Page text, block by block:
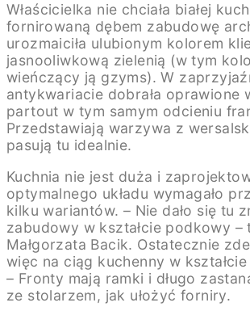
Właścicielka nie chciała białej
fornirowaną dębem zabudowę
urozmaiciła ulubionym kolorem
jasnooliwkową zielenią (w tym
wieńczący ją gzyms). W
antykwariacie dobrała oprawione
partout w tym samym odcieniu
Przedstawiają warzywa z
pasują tu idealnie.
Kuchnia nie jest duża i
optymalnego układu wymagało
kilku wariantów. – Nie dało się tu
zabudowy w kształcie podkowy –
Małgorzata Bacik. Ostatecznie
więc na ciąg kuchenny w kształcie
– Fronty mają ramki i długo
ze stolarzem, jak ułożyć forniry.